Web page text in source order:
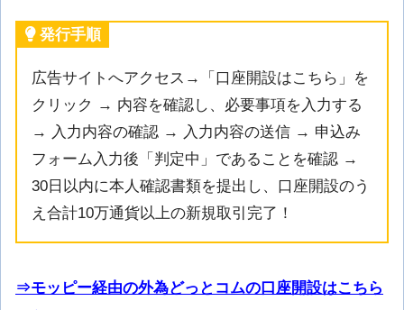
発行手順
広告サイトへアクセス→「口座開設はこちら」を
クリック → 内容を確認し、必要事項を入力する
→ 入力内容の確認 → 入力内容の送信 → 申込み
フォーム入力後「判定中」であることを確認 →
30日以内に本人確認書類を提出し、口座開設のう
え合計10万通貨以上の新規取引完了！
⇒モッピー経由の外為どっとコムの口座開設はこちら